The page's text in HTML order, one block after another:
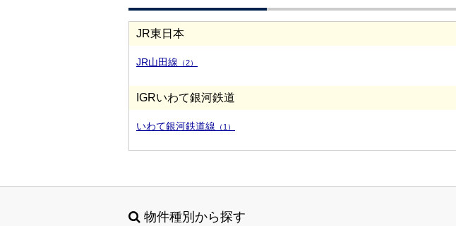
JR東日本
JR山田線 （2）
IGRいわて銀河鉄道
いわて銀河鉄道線 （1）
物件種別から探す